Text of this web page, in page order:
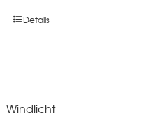
Details
Windlicht